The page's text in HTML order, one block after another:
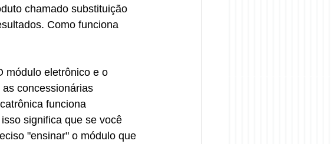
chamado substituição
Como funciona
módulo eletrônico e o
concessionárias
funciona
significa que se você
"ensinar" o módulo que